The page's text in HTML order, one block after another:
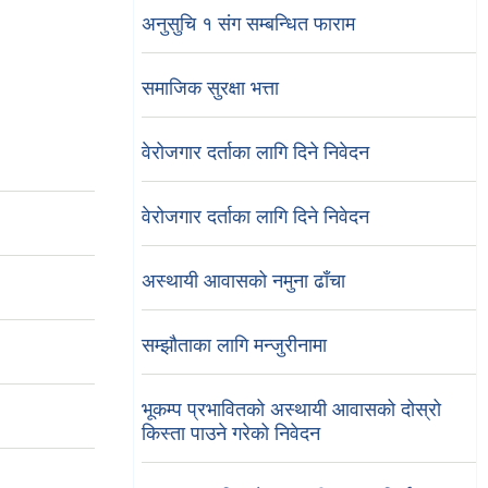
अनुसुचि १ संग सम्बन्धित फाराम
समाजिक सुरक्षा भत्ता
वेरोजगार दर्ताका लागि दिने निवेदन
वेरोजगार दर्ताका लागि दिने निवेदन
अस्थायी आवासको नमुना ढाँचा
सम्झौताका लागि मन्जुरीनामा
भूकम्प प्रभावितको अस्थायी आवासको दोस्रो
किस्ता पाउने गरेको निवेदन